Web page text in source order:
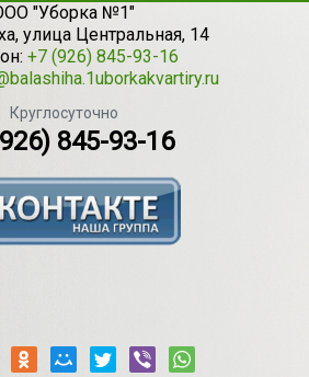
"Уборка №1"
, улица Центральная, 14
+7 (926) 845-93-16
Круглосуточно
845-93-16